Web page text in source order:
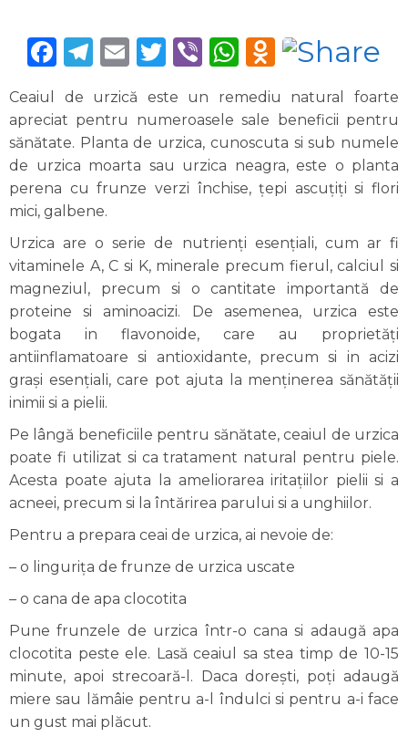
Facebook
Telegram
EmailTwitter
ViberWhatsApp
Ceaiul de urzică este un remediu natural foarte
apreciat pentru numeroasele sale beneficii pentru
sănătate. Planta de urzica, cunoscuta si sub numele
de urzica moarta sau urzica neagra, este o planta
perena cu frunze verzi închise, țepi ascuțiți si flori
mici, galbene.
Urzica are o serie de nutrienți esențiali, cum ar fi
vitaminele A, C si K, minerale precum fierul, calciul si
magneziul, precum si o cantitate importantă de
proteine si aminoacizi. De asemenea, urzica este
bogata in flavonoide, care au proprietăți
antiinflamatoare si antioxidante, precum si in acizi
grași esențiali, care pot ajuta la menținerea sănătății
inimii si a pielii.
Pe lângă beneficiile pentru sănătate, ceaiul de urzica
poate fi utilizat si ca tratament natural pentru piele.
Acesta poate ajuta la ameliorarea iritațiilor pielii si a
acneei, precum si la întărirea parului si a unghiilor.
Pentru a prepara ceai de urzica, ai nevoie de:
– o lingurița de frunze de urzica uscate
– o cana de apa clocotita
Pune frunzele de urzica într-o cana si adaugă apa
clocotita peste ele. Lasă ceaiul sa stea timp de 10-15
minute, apoi strecoară-l. Daca dorești, poți adaugă
miere sau lămâie pentru a-l îndulci si pentru a-i face
un gust mai plăcut.